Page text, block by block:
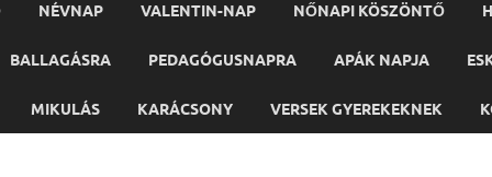
NÉVNAP VALENTIN-NAP NŐNAPI KÖSZÖNTŐ
BALLAGÁSRA PEDAGÓGUSNAPRA APÁK NAPJA
MIKULÁS KARÁCSONY VERSEK GYEREKEKNEK